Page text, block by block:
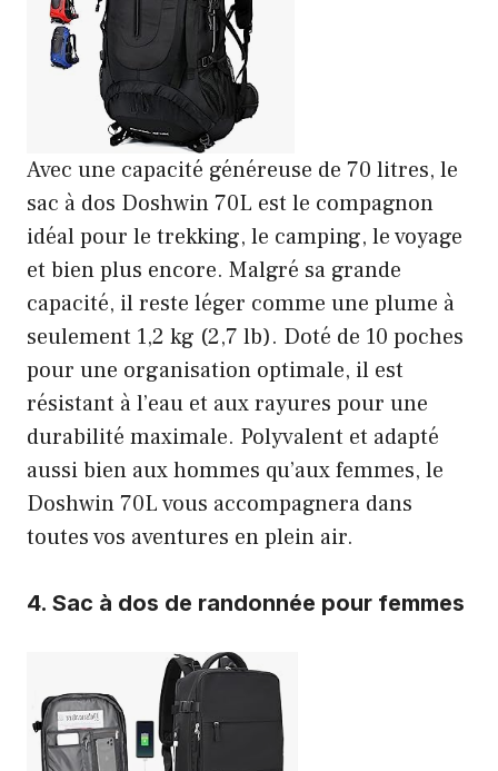
Avec une capacité généreuse de 70 litres, le
sac à dos Doshwin 70L est le compagnon
idéal pour le trekking, le camping, le voyage
et bien plus encore. Malgré sa grande
capacité, il reste léger comme une plume à
seulement 1,2 kg (2,7 lb). Doté de 10 poches
pour une organisation optimale, il est
résistant à l’eau et aux rayures pour une
durabilité maximale. Polyvalent et adapté
aussi bien aux hommes qu’aux femmes, le
Doshwin 70L vous accompagnera dans
toutes vos aventures en plein air.
4. Sac à dos de randonnée pour femmes